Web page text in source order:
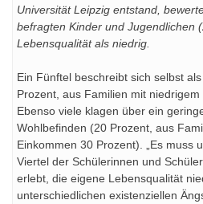
Universität Leipzig entstand,
befragten Kinder und Jugendlichen
Lebensqualität als niedrig.
Ein Fünftel beschreibt sich selbst
Prozent, aus Familien mit niedrigem
Ebenso viele klagen über ein
Wohlbefinden (20 Prozent, aus
Einkommen 30 Prozent). „Es muss
Viertel der Schülerinnen und
erlebt, die eigene Lebensqualität
unterschiedlichen existenziellen